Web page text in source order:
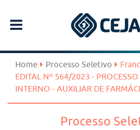
Home Processo Seletivo
EDITAL Nº 564/2023 - PROCESSO
INTERNO - AUXILIAR DE
Processo